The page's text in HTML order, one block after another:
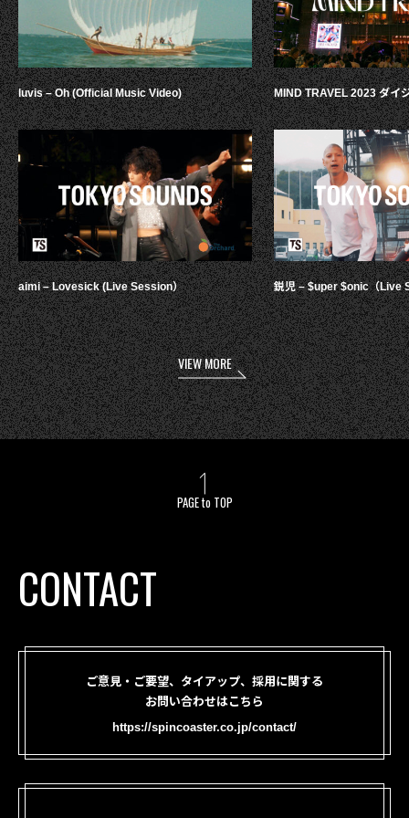
luvis – Oh (Official Music Video)
aimi – Lovesick (Live Session）
MIND TRAVEL 2023 ダイ
鋭児 – $uper $onic（Live
VIEW MORE
PAGE to TOP
CONTACT
ご意見・ご要望、タイアップ、採用に関する
お問い合わせはこちら
https://spincoaster.co.jp/contact/